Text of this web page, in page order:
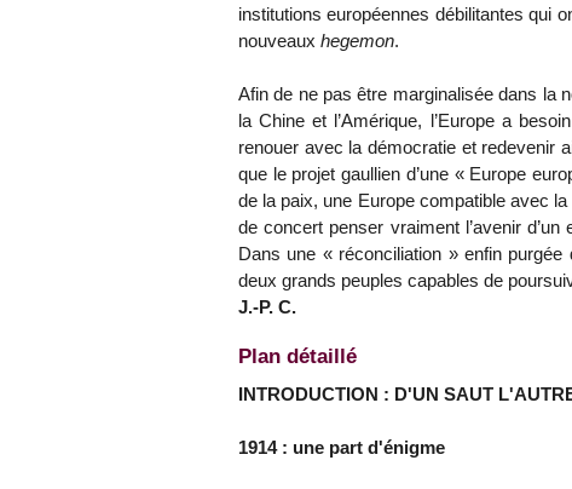
institutions européennes débilitantes qui
nouveaux hegemon.
Afin de ne pas être marginalisée dans la
la Chine et l’Amérique, l’Europe a
renouer avec la démocratie et redevenir
que le projet gaullien d’une « Europe
de la paix, une Europe compatible avec
de concert penser vraiment l’avenir
Dans une « réconciliation » enfin
deux grands peuples capables de
J.-P. C.
Plan détaillé
INTRODUCTION : D'UN SAUT
1914 : une part d'énigme